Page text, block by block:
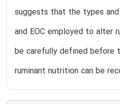
suggests that the types
and EOC employed to alter
be carefully defined before
ruminant nutrition can be